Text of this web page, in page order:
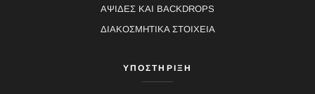
ΑΨΙΔΕΣ ΚΑΙ BACKDROPS
ΔΙΑΚΟΣΜΗΤΙΚΑ ΣΤΟΙΧΕΙΑ
ΥΠΟΣΤΗΡΙΞΗ